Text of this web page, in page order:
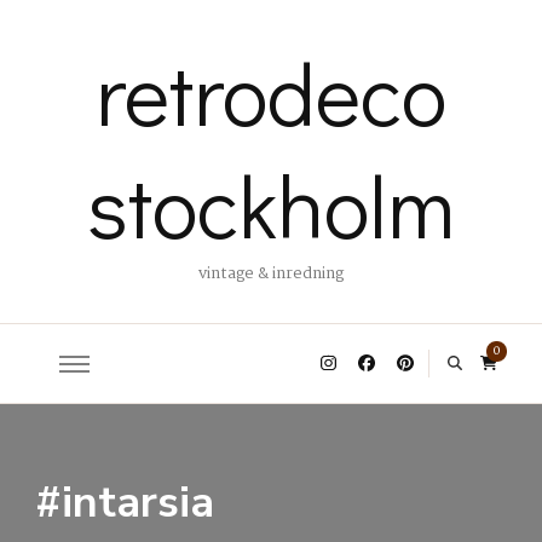
retrodeco
stockholm
vintage & inredning
0
#intarsia